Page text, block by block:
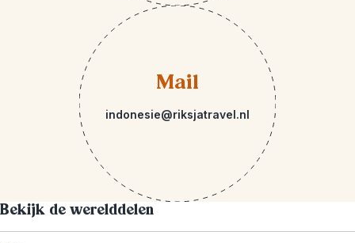
Mail
indonesie@riksjatravel.nl
Bekijk de werelddelen